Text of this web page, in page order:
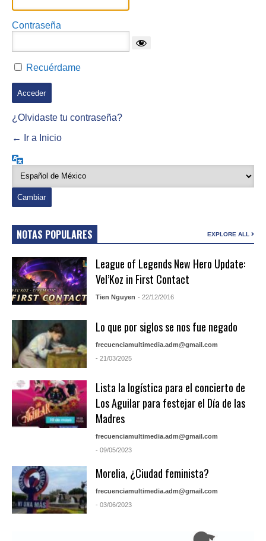
Contraseña
Recuérdame
¿Olvidaste tu contraseña?
← Ir a Inicio
NOTAS POPULARES EXPLORE ALL
League of Legends New Hero Update:
Vel’Koz in First Contact
Tien Nguyen - 22/12/2016
Lo que por siglos se nos fue negado
frecuenciamultimedia.adm@gmail.com
- 21/03/2025
Lista la logística para el concierto de
Los Aguilar para festejar el Día de las
Madres
frecuenciamultimedia.adm@gmail.com
- 09/05/2023
Morelia, ¿Ciudad feminista?
frecuenciamultimedia.adm@gmail.com
- 03/06/2023